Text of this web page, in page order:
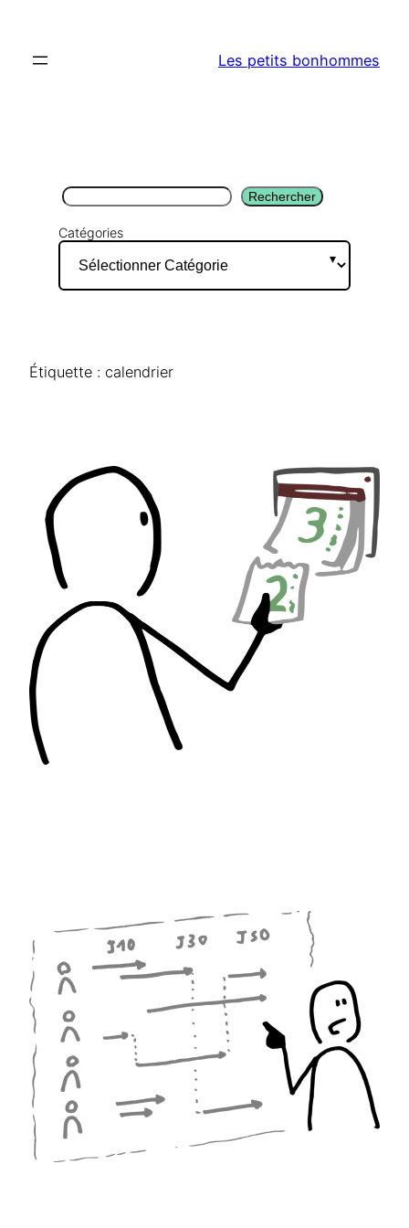
contenu
Les petits bonhommes
Rechercher Rechercher
Catégories
Étiquette : calendrier